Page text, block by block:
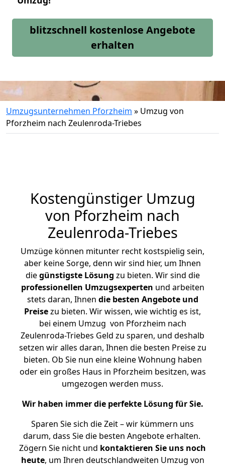
blitzschnell kostenlose Angebote
erhalten
Umzugsunternehmen Pforzheim » Umzug von
Pforzheim nach Zeulenroda-Triebes
Kostengünstiger Umzug
von Pforzheim nach
Zeulenroda-Triebes
Umzüge können mitunter recht kostspielig sein,
aber keine Sorge, denn wir sind hier, um Ihnen
diegünstigste Lösung zu bieten. Wir sind die
professionellen Umzugsexperten und arbeiten
stets daran, Ihnen die besten Angebote und
Preisezu bieten. Wir wissen, wie wichtig es ist,
bei einem Umzug von Pforzheim nach
Zeulenroda-Triebes Geld zu sparen, und deshalb
setzen wir alles daran, Ihnen die besten Preise zu
bieten. Ob Sie nun eine kleine Wohnung haben
oder ein großes Haus in Pforzheim besitzen, was
umgezogen werden muss.
Wir haben immer die perfekte Lösung für Sie.
Sparen Sie sich die Zeit – wir kümmern uns
darum, dass Sie die besten Angebote erhalten.
Zögern Sie nicht und kontaktieren Sie uns noch
heute, um Ihren deutschlandweiten Umzug von